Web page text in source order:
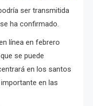
ser transmitida
ha confirmado.
línea en febrero
se puede
en los santos
en las